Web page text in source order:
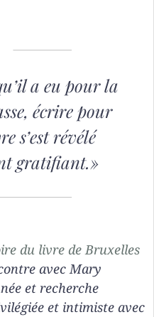
a eu pour la
écrire pour
s’est révélé
gratifiant.»
du livre de Bruxelles
avec Mary
et recherche
et intimiste avec